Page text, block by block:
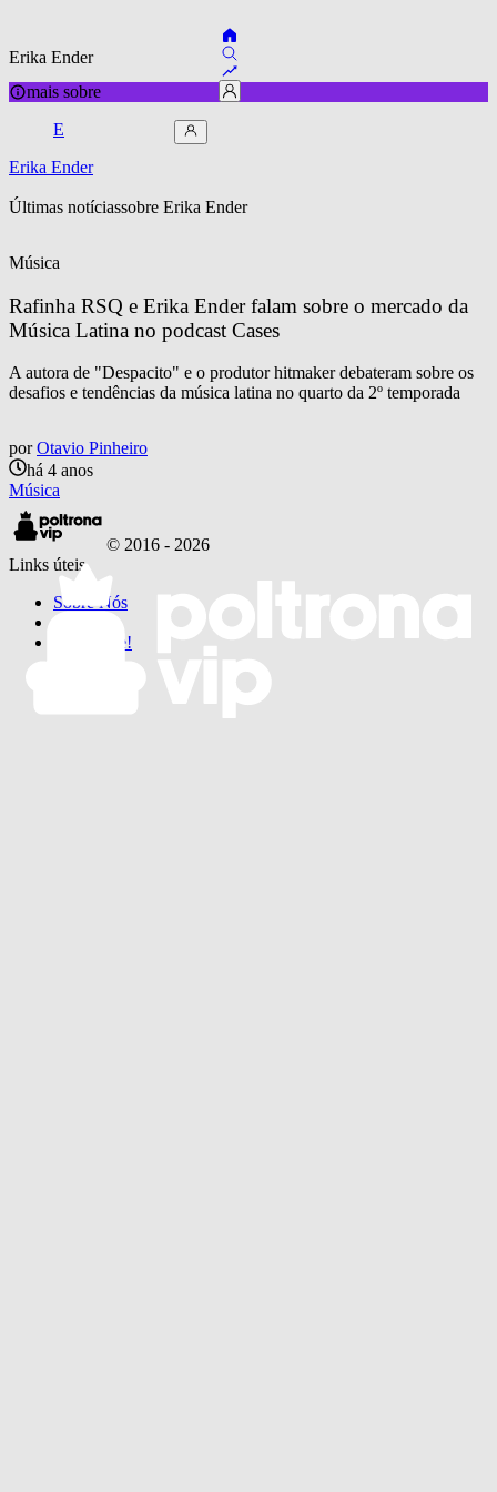
Erika Ender
mais sobre
E
Erika Ender
Últimas notíciassobre Erika Ender
Música
Rafinha RSQ e Erika Ender falam sobre o mercado da
Música Latina no podcast Cases
A autora de "Despacito" e o produtor hitmaker debateram sobre os
desafios e tendências da música latina no quarto da 2º temporada
por Otavio Pinheiro
há 4 anos
Música
© 2016 - 2026
Links úteis
Sobre Nós
·
Faça Parte!